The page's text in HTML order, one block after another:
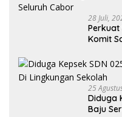
28 Juli,
Perkuat
Komit
25
Diduga
Baju